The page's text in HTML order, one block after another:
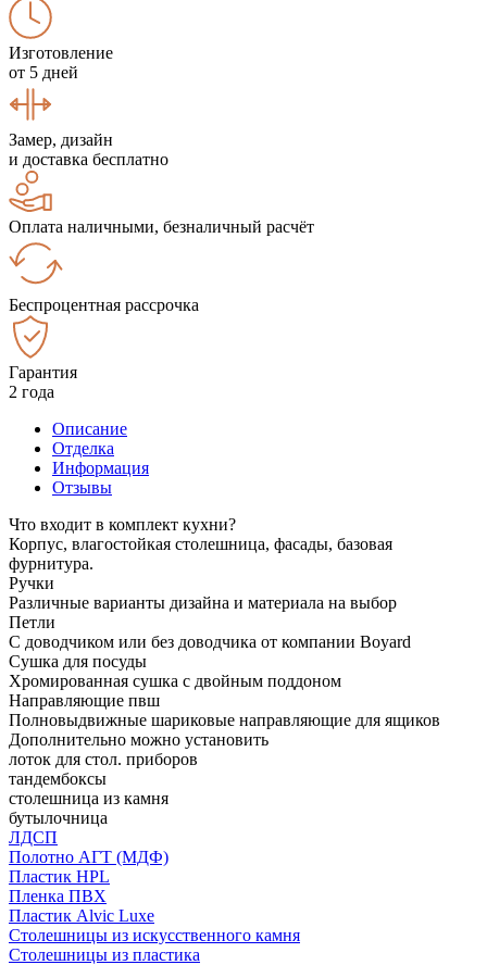
Изготовление
от 5 дней
Замер, дизайн
и доставка бесплатно
Оплата наличными, безналичный расчёт
Беспроцентная рассрочка
Гарантия
2 года
Описание
Отделка
Информация
Отзывы
Что входит в комплект кухни?
Корпус, влагостойкая столешница, фасады, базовая
фурнитура.
Ручки
Различные варианты дизайна и материала на выбор
Петли
С доводчиком или без доводчика от компании Boyard
Сушка для посуды
Хромированная сушка с двойным поддоном
Направляющие пвш
Полновыдвижные шариковые направляющие для ящиков
Дополнительно можно установить
лоток для стол. приборов
тандембоксы
столешница из камня
бутылочница
ЛДСП
Полотно АГТ (МДФ)
Пластик HPL
Пленка ПВХ
Пластик Alvic Luxe
Столешницы из искусственного камня
Столешницы из пластика